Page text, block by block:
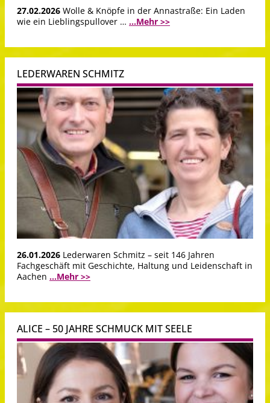
27.02.2026 Wolle & Knöpfe in der Annastraße: Ein Laden
wie ein Lieblingspullover … ...Mehr >>
LEDERWAREN SCHMITZ
26.01.2026 Lederwaren Schmitz – seit 146 Jahren
Fachgeschäft mit Geschichte, Haltung und Leidenschaft in
Aachen ...Mehr >>
ALICE – 50 JAHRE SCHMUCK MIT SEELE